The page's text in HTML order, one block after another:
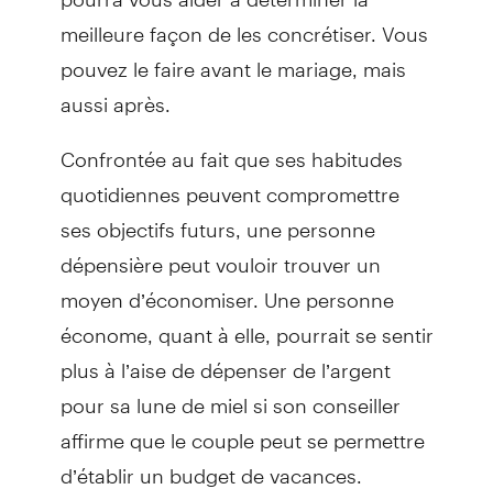
meilleure façon de les concrétiser. Vous
pouvez le faire avant le mariage, mais
aussi après.
Confrontée au fait que ses habitudes
quotidiennes peuvent compromettre
ses objectifs futurs, une personne
dépensière peut vouloir trouver un
moyen d’économiser. Une personne
économe, quant à elle, pourrait se sentir
plus à l’aise de dépenser de l’argent
pour sa lune de miel si son conseiller
affirme que le couple peut se permettre
d’établir un budget de vacances.